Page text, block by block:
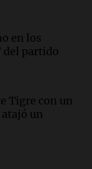
por
dejó tres
celebró la
en los
del partido
Tigre con un
un